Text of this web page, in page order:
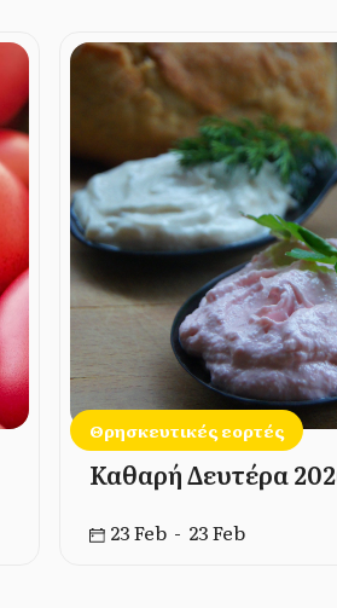
Θρησκευτικές εορτές
Καθαρή Δευτέρα
23 Feb - 23 Feb